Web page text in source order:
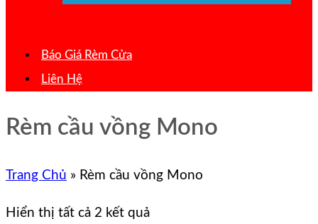
Báo Giá Rèm Cửa
Liên Hệ
Rèm cầu vồng Mono
Trang Chủ » Rèm cầu vồng Mono
Hiển thị tất cả 2 kết quả